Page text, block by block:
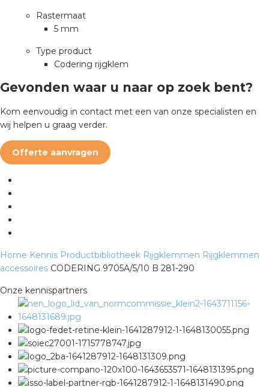
Rastermaat
5 mm
Type product
Codering rijgklem
Gevonden waar u naar op zoek bent?
Kom eenvoudig in contact met een van onze specialisten en
wij helpen u graag verder.
Offerte aanvragen
Home Kennis Productbibliotheek Rijgklemmen Rijgklemmen
accessoires CODERING 9705A/5/10 B 281-290
Onze kennispartners
installeren
installeren
installeren in beton
installeren in de tuinbouw
stekerbare vlakkabel
GST®
RST®